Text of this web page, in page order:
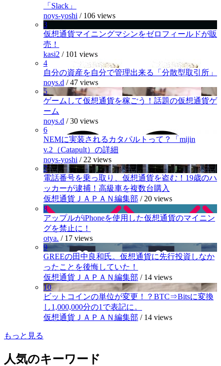
「Slack」
noys-yoshi / 106 views
3
仮想通貨マイニングマシンをゼロフィールドが販
売！
kasi2 / 101 views
4
自分の資産を自分で管理出来る「分散型取引所」
noys.d /47 views
5
ゲームして仮想通貨を稼ごう！話題の仮想通貨ゲ
ーム
noys.d /30 views
6
NEMに実装されるカタパルトって？「mijin
v.2（Catapult）の詳細
noys-yoshi / 22 views
7
電話番号を乗っ取り、仮想通貨を盗む！19歳のハ
ッカーが逮捕！高級車を複数台購入
仮想通貨ＪＡＰＡＮ編集部 / 20 views
8
アップルがiPhoneを使用した仮想通貨のマイニン
グを禁止に！
otya. / 17 views
9
GREEの田中良和氏。仮想通貨に先行投資しなか
ったことを後悔していた！
仮想通貨ＪＡＰＡＮ編集部 / 14 views
10
ビットコインの単位が変更！？BTC⇒Bitsに変換
し1,000,000分の1で表記に。
仮想通貨ＪＡＰＡＮ編集部 / 14 views
もっと見る
人気のキーワード